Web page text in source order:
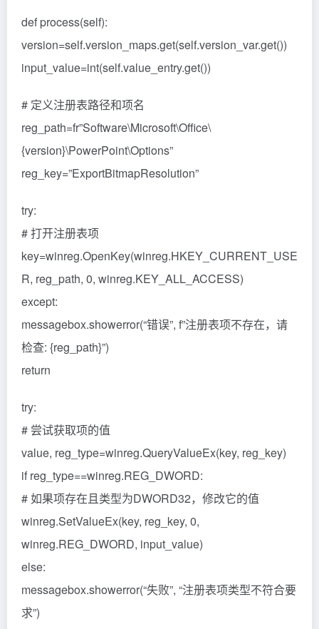
def process(self):
version=self.version_maps.get(self.version_var.get())
input_value=int(self.value_entry.get())
# 定义注册表路径和项名
reg_path=fr”Software\Microsoft\Office\
{version}\PowerPoint\Options”
reg_key=”ExportBitmapResolution”
try:
# 打开注册表项
key=winreg.OpenKey(winreg.HKEY_CURRENT_USE
R, reg_path, 0, winreg.KEY_ALL_ACCESS)
except:
messagebox.showerror(“错误”, f”注册表项不存在，请
检查: {reg_path}”)
return
try:
# 尝试获取项的值
value, reg_type=winreg.QueryValueEx(key, reg_key)
if reg_type==winreg.REG_DWORD:
# 如果项存在且类型为DWORD32，修改它的值
winreg.SetValueEx(key, reg_key, 0,
winreg.REG_DWORD, input_value)
else:
messagebox.showerror(“失败”, “注册表项类型不符合要
求”)